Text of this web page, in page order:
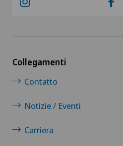
Collegamenti
Contatto
Notizie / Eventi
Carriera